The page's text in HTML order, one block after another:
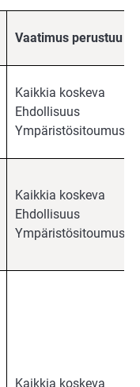
Vaatimus perustuu
Kaikkia koskeva
Ehdollisuus
Ympäristösitoumus*
Kaikkia koskeva
Ehdollisuus
Ympäristösitoumus*
Kaikkia koskeva